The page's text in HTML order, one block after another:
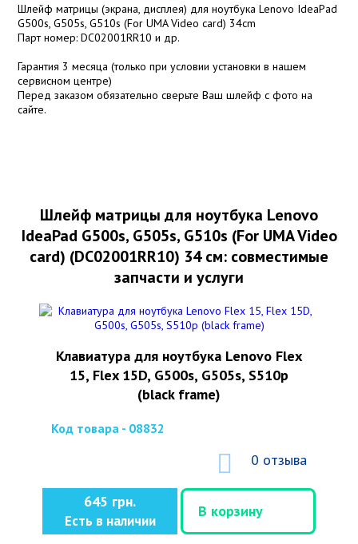
Шлейф матрицы (экрана, дисплея) для ноутбука Lenovo IdeaPad
G500s, G505s, G510s (For UMA Video card) 34cm
Парт номер: DC02001RR10 и др.
Гарантия 3 месяца (только при условии установки в нашем
сервисном центре)
Перед заказом обязательно сверьте Ваш шлейф с фото на
сайте.
Шлейф матрицы для ноутбука Lenovo
IdeaPad G500s, G505s, G510s (For UMA Video
card) (DC02001RR10) 34 см: совместимые
запчасти и услуги
Клавиатура для ноутбука Lenovo Flex
15, Flex 15D, G500s, G505s, S510p
(black frame)
Код товара - 08832
0 отзыва
645 грн.
Есть в наличии
В корзину